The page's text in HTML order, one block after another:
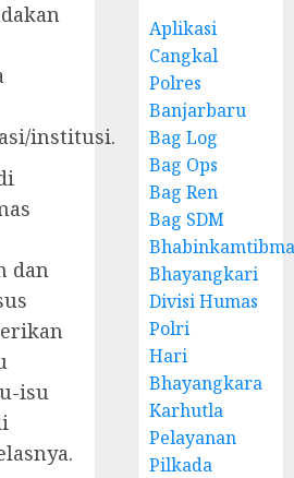
institusi.
dan
isu
Aplikasi
Cangkal
Polres
Banjarbaru
Bag Log
Bag Ops
Bag Ren
Bag SDM
Bhayangkari
Divisi Humas
Polri
Hari
Bhayangkara
Karhutla
Pelayanan
Pilkada